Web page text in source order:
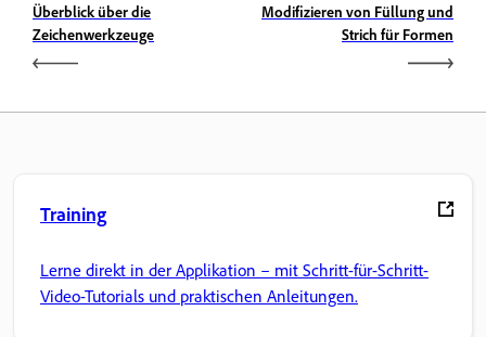
Überblick über die
Zeichenwerkzeuge
Modifizieren von Füllung und
Strich für Formen
Training
Lerne direkt in der Applikation – mit Schritt-für-Schritt-
Video-Tutorials und praktischen Anleitungen.